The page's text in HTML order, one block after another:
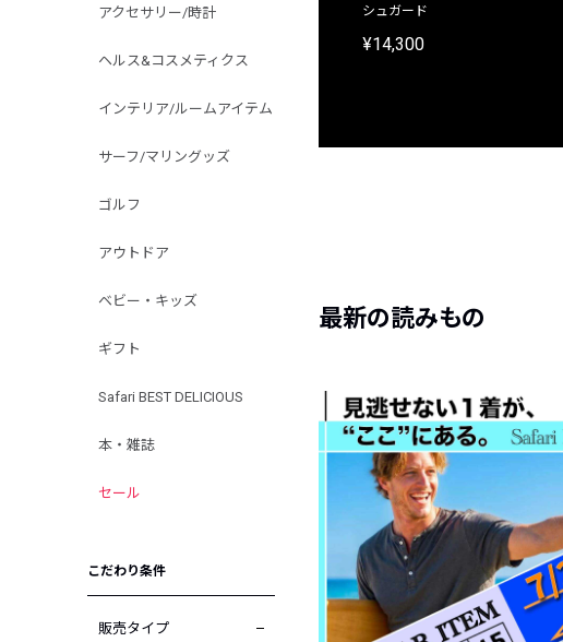
アクセサリー/時計
ヘルス&コスメティクス
インテリア/ルームアイテム
サーフ/マリングッズ
ゴルフ
アウトドア
ベビー・キッズ
ギフト
Safari BEST DELICIOUS
本・雑誌
セール
こだわり条件
販売タイプ
プリントTシャツ
シュガード
¥14,300
最新の読みもの